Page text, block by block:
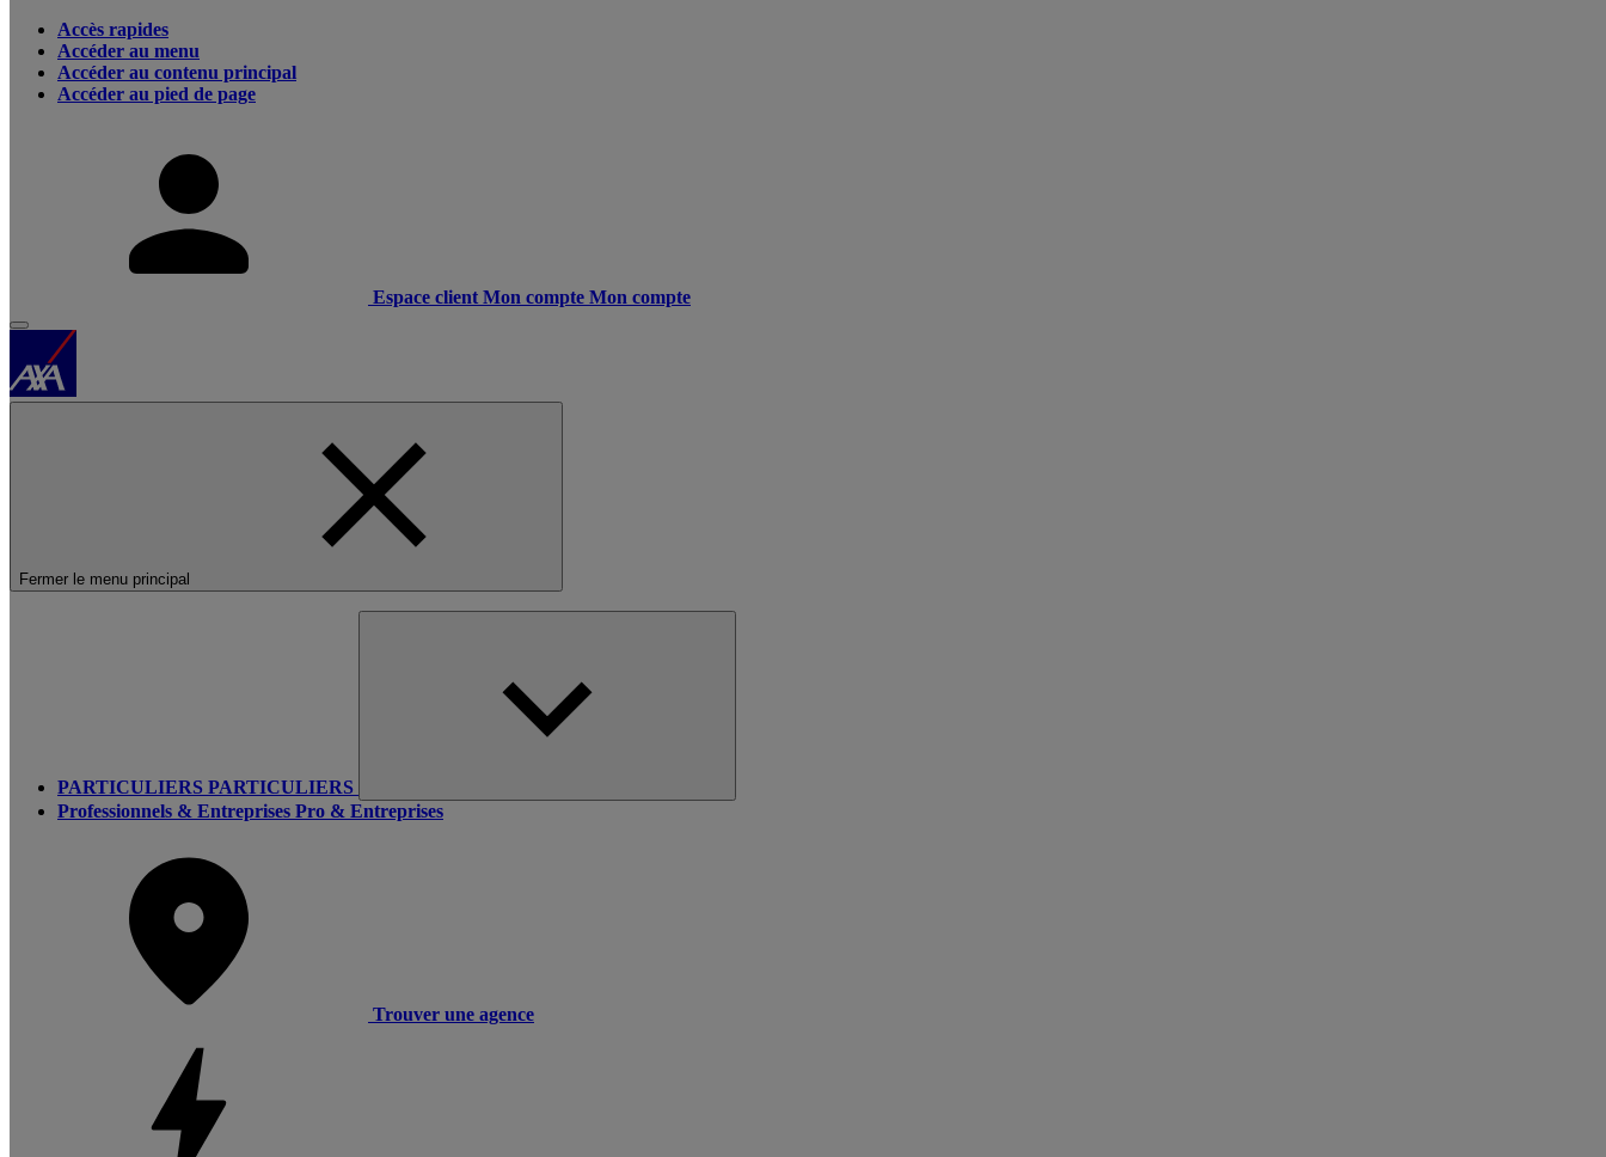
Accès rapides
Accéder au menu
Accéder au contenu principal
Accéder au pied de page
Espace client Mon compte Mon compte
Fermer le menu principal
PARTICULIERS PARTICULIERS
Professionnels & Entreprises Pro & Entreprises
Trouver une agence